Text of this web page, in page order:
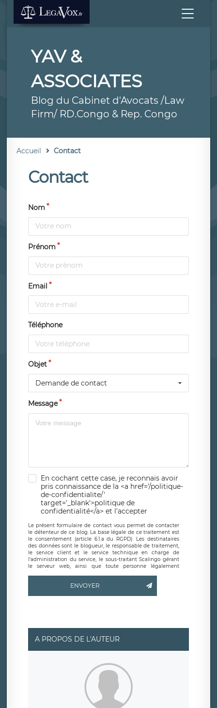
YAV &
ASSOCIATES
Blog du Cabinet d'Avocats /Law
Firm/ RD.Congo & Rep. Congo
Accueil Contact
Contact
Nom
Prénom
Email
Téléphone
Objet
Demande de contact
Message
En cochant cette case, je reconnais avoir
pris connaissance de la <a href='/politique-
de-confidentialite/'
target='_blank'>politique de
confidentialité</a> et l'accepter
Le présent formulaire de contact vous permet de contacter
le détenteur de ce blog. La base légale de ce traitement est
le consentement (article 6.1.a du RGPD). Les destinataires
des données sont le blogueur, le responsable de traitement,
le service client et le service technique en charge de
l’administration du service, le sous-traitant Scalingo gérant
le serveur web, ainsi que toute personne légalement
autorisée. Le formulaire de contact à destination du
basé en France et offrant des
clauses de protection
limitation du traitement relatif à vos données à caractère
données. Vous pouvez exercer ces droits auprès du délégué
de traitement est la société LÉGAVOX, sis 9 rue Léopold
Sédar Senghor, joignable à l’adresse mail :
responsabledetraitement@legavox.fr. Vous avez également
le droit d’introduire une réclamation auprès d’une autorité
ENVOYER
A PROPOS DE L'AUTEUR